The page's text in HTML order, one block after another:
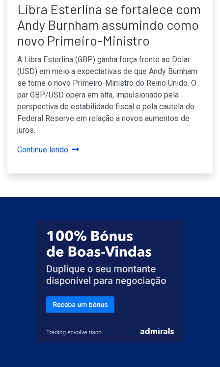
Libra Esterlina se fortalece com
Andy Burnham assumindo como
novo Primeiro-Ministro
A Libra Esterlina (GBP) ganha força frente ao Dólar
(USD) em meio a expectativas de que Andy Burnham
se torne o novo Primeiro-Ministro do Reino Unido. O
par GBP/USD opera em alta, impulsionado pela
perspectiva de estabilidade fiscal e pela cautela do
Federal Reserve em relação a novos aumentos de
juros.
Continue lendo